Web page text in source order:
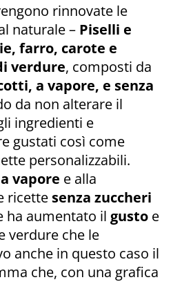
rinnovate le
naturale – Piselli e
farro, carote e
verdure, composti da
a vapore, e senza
da non alterare il
ingredienti e
gustati così come
personalizzabili.
vapore e alla
ricette senza zuccheri
ha aumentato il gusto e
verdure che le
anche in questo caso il
che, con una grafica